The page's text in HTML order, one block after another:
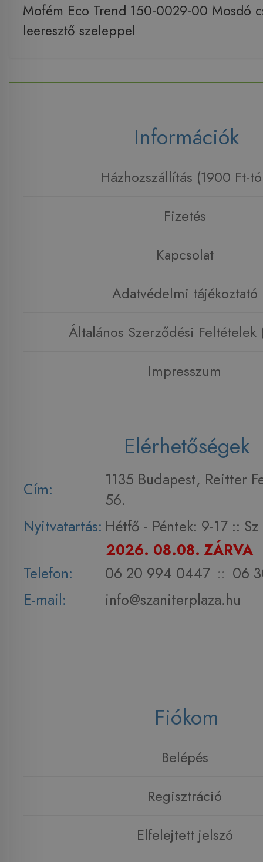
Mofém Eco Trend 150-0029-00 Mosdó
leeresztő szeleppel
Információk
Házhozszállítás (1900 Ft-
Fizetés
Kapcsolat
Adatvédelmi tájékoztató
Általános Szerződési Feltételek
Impresszum
Elérhetőségek
Cím:
1135 Budapest, Reitter
56.
Nyitvatartás: Hétfő - Péntek: 9-17 :: Sz
2026. 08.08. ZÁRVA
Telefon:
06 20 994 0447 :: 06
E-mail:
info@szaniterplaza.hu
Fiókom
Belépés
Regisztráció
Elfelejtett jelszó